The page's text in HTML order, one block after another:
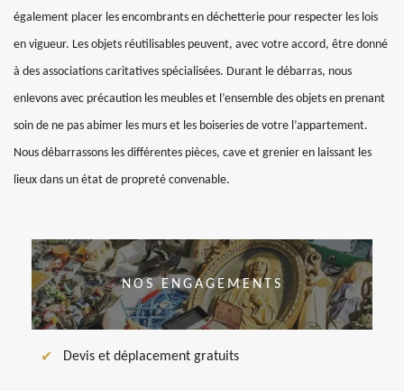
également placer les encombrants en déchetterie pour respecter les lois
en vigueur. Les objets réutilisables peuvent, avec votre accord, être donné
à des associations caritatives spécialisées. Durant le débarras, nous
enlevons avec précaution les meubles et l’ensemble des objets en prenant
soin de ne pas abimer les murs et les boiseries de votre l’appartement.
Nous débarrassons les différentes pièces, cave et grenier en laissant les
lieux dans un état de propreté convenable.
NOS ENGAGEMENTS
Devis et déplacement gratuits